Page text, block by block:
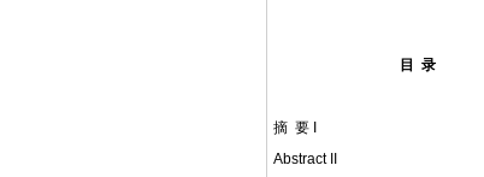
目 录
摘 要I
Abstract II